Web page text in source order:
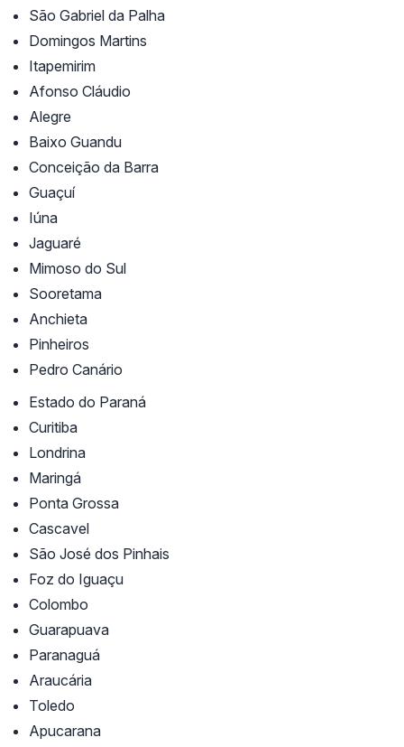
São Gabriel da Palha
Domingos Martins
Itapemirim
Afonso Cláudio
Alegre
Baixo Guandu
Conceição da Barra
Guaçuí
Iúna
Jaguaré
Mimoso do Sul
Sooretama
Anchieta
Pinheiros
Pedro Canário
Estado do Paraná
Curitiba
Londrina
Maringá
Ponta Grossa
Cascavel
São José dos Pinhais
Foz do Iguaçu
Colombo
Guarapuava
Paranaguá
Araucária
Toledo
Apucarana